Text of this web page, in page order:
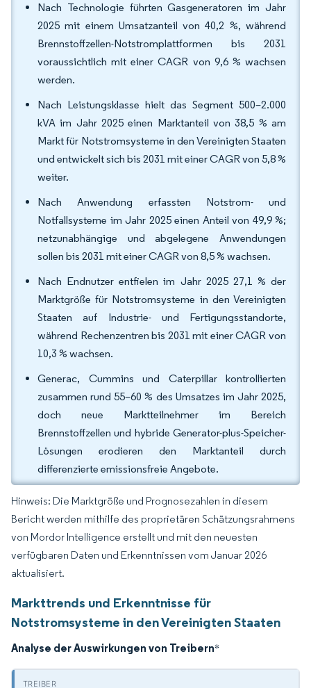
Nach Technologie führten Gasgeneratoren im Jahr
2025 mit einem Umsatzanteil von 40,2 %, während
Brennstoffzellen-Notstromplattformen bis 2031
voraussichtlich mit einer CAGR von 9,6 % wachsen
werden.
Nach Leistungsklasse hielt das Segment 500–2.000
kVA im Jahr 2025 einen Marktanteil von 38,5 % am
Markt für Notstromsysteme in den Vereinigten Staaten
und entwickelt sich bis 2031 mit einer CAGR von 5,8 %
weiter.
Nach Anwendung erfassten Notstrom- und
Notfallsysteme im Jahr 2025 einen Anteil von 49,9 %;
netzunabhängige und abgelegene Anwendungen
sollen bis 2031 mit einer CAGR von 8,5 % wachsen.
Nach Endnutzer entfielen im Jahr 2025 27,1 % der
Marktgröße für Notstromsysteme in den Vereinigten
Staaten auf Industrie- und Fertigungsstandorte,
während Rechenzentren bis 2031 mit einer CAGR von
10,3 % wachsen.
Generac, Cummins und Caterpillar kontrollierten
zusammen rund 55–60 % des Umsatzes im Jahr 2025,
doch neue Marktteilnehmer im Bereich
Brennstoffzellen und hybride Generator-plus-Speicher-
Lösungen erodieren den Marktanteil durch
differenzierte emissionsfreie Angebote.
Hinweis: Die Marktgröße und Prognosezahlen in diesem
Bericht werden mithilfe des proprietären Schätzungsrahmens
von Mordor Intelligence erstellt und mit den neuesten
verfügbaren Daten und Erkenntnissen vom Januar 2026
aktualisiert.
Markttrends und Erkenntnisse für
Notstromsysteme in den Vereinigten Staaten
Analyse der Auswirkungen von Treibern*